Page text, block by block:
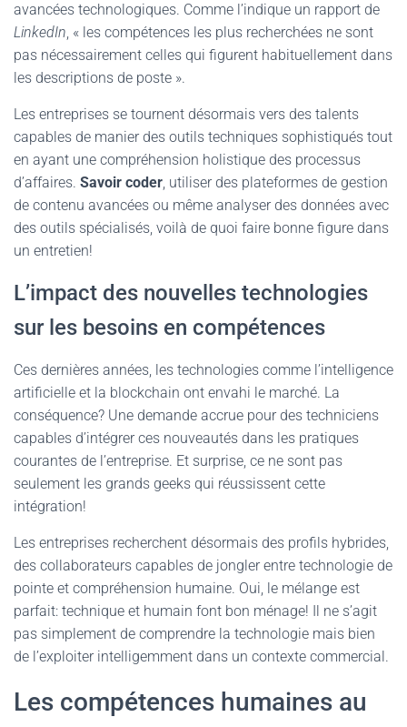
avancées technologiques. Comme l’indique un rapport de
LinkedIn, « les compétences les plus recherchées ne sont
pas nécessairement celles qui figurent habituellement dans
les descriptions de poste ».
Les entreprises se tournent désormais vers des talents
capables de manier des outils techniques sophistiqués tout
en ayant une compréhension holistique des processus
d’affaires. Savoir coder, utiliser des plateformes de gestion
de contenu avancées ou même analyser des données avec
des outils spécialisés, voilà de quoi faire bonne figure dans
un entretien!
L’impact des nouvelles technologies
sur les besoins en compétences
Ces dernières années, les technologies comme l’intelligence
artificielle et la blockchain ont envahi le marché. La
conséquence? Une demande accrue pour des techniciens
capables d’intégrer ces nouveautés dans les pratiques
courantes de l’entreprise. Et surprise, ce ne sont pas
seulement les grands geeks qui réussissent cette
intégration!
Les entreprises recherchent désormais des profils hybrides,
des collaborateurs capables de jongler entre technologie de
pointe et compréhension humaine. Oui, le mélange est
parfait: technique et humain font bon ménage! Il ne s’agit
pas simplement de comprendre la technologie mais bien
de l’exploiter intelligemment dans un contexte commercial.
Les compétences humaines au